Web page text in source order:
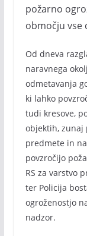
požarno
območju vse
Od dneva
naravnega
odmetavanja
ki lahko
tudi kresove,
objektih,
predmete in
povzročijo
RS za varstvo
ter Policija
ogroženostjo
nadzor.